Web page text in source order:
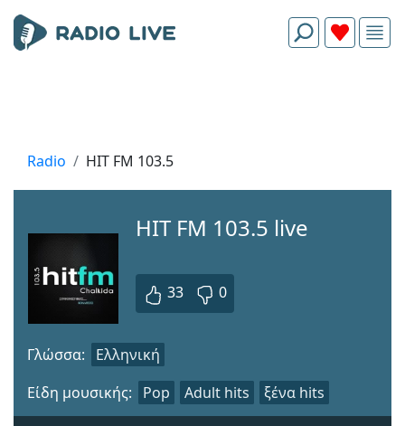
Radio HIT FM 103.5
HIT FM 103.5 live
33 0
Είδη μουσικής: Pop Adult hits ξένα hits
Γλώσσα: Ελληνική